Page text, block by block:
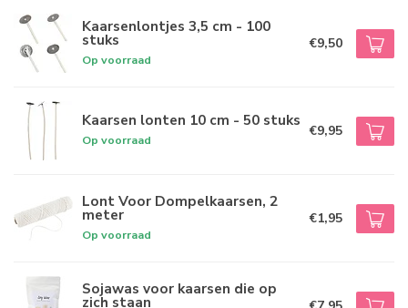
Kaarsenlontjes 3,5 cm - 100
stuks
Op voorraad
€9,50
Kaarsen lonten 10 cm - 50 stuks
Op voorraad
€9,95
Lont Voor Dompelkaarsen, 2
meter
Op voorraad
€1,95
Sojawas voor kaarsen die op
zich staan